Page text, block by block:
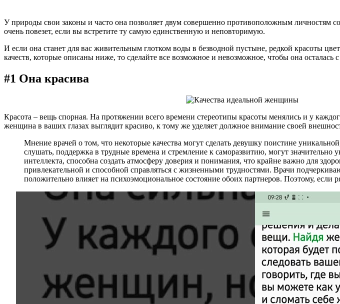
У природы свои законы и часто она позволяет двум совершенно противоположным
очень повезет, если вы встретите ту самую единственную и неповторимую.
И если она станет для вас живительным глотком воды в безводной пустыне, редкой красоты
качеств, которые описаны ниже, то сделайте все возможное и невозможное, чтобы она осталась с
#1 Она красива
Красота – вещь спорная. На протяжении всего времени стереотипы красоты менялись и у
женщина в ваших глазах выглядит красиво, к тому же уделяет должное внимание своей
Мнение врачей о том, что некоторые качества могут сделать девушку поистине
слушать, поддержка в трудные времена и стремление к саморазвитию, могут
интеллекта, способна создать атмосферу доверия и понимания, что крайне важно для
привлекательной и способной справляться с жизненными трудностями. Врачи
положительно влияет на психоэмоциональное состояние обоих партнеров. Поэтому, если